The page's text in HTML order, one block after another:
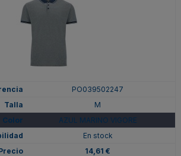
PO039502247
M
AZUL MARINO VIGORE
En stock
14,61 €